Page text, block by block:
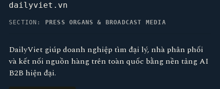
dailyviet.vn
SECTION: PRESS ORGANS & BROADCAST MEDIA
DailyViet giúp doanh nghiệp tìm đại lý, nhà phân phối
và kết nối nguồn hàng trên toàn quốc bằng nền tảng AI
B2B hiện đại.